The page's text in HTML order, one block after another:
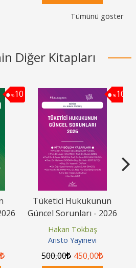
Tümünü göster
Diğer Kitapları
%10 %10
Tüketici Hukukunun
Güncel Sorunları - 2026
Hakan Tokbaş
Aristo Yayınevi
500,00 450,00